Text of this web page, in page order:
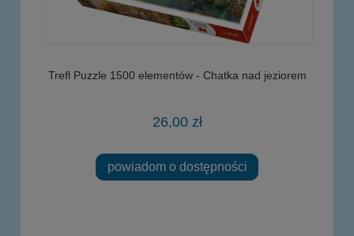
Trefl Puzzle 1500 elementów - Chatka nad jeziorem
26,00 zł
powiadom o dostępności